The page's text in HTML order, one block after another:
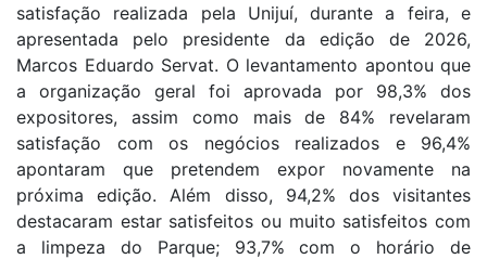
satisfação realizada pela Unijuí, durante a feira, e
apresentada pelo presidente da edição de 2026,
Marcos Eduardo Servat. O levantamento apontou que
a organização geral foi aprovada por 98,3% dos
expositores, assim como mais de 84% revelaram
satisfação com os negócios realizados e 96,4%
apontaram que pretendem expor novamente na
próxima edição. Além disso, 94,2% dos visitantes
destacaram estar satisfeitos ou muito satisfeitos com
a limpeza do Parque; 93,7% com o horário de